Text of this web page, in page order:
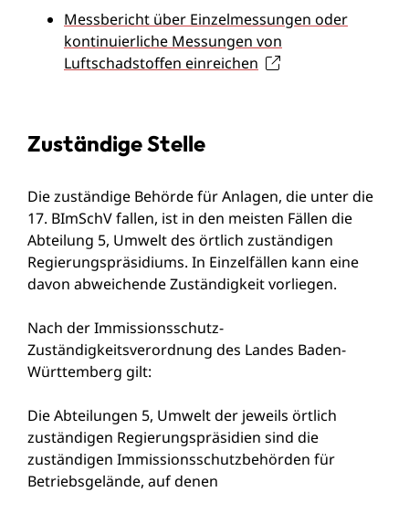
Messbericht über Einzelmessungen oder
kontinuierliche Messungen von
Luftschadstoffen einreichen
Zuständige Stelle
Die zuständige Behörde für Anlagen, die unter die
17. BImSchV fallen, ist in den meisten Fällen die
Abteilung 5, Umwelt des örtlich zuständigen
Regierungspräsidiums. In Einzelfällen kann eine
davon abweichende Zuständigkeit vorliegen.
Nach der Immissionsschutz-
Zuständigkeitsverordnung des Landes Baden-
Württemberg gilt:
Die Abteilungen 5, Umwelt der jeweils örtlich
zuständigen Regierungspräsidien sind die
zuständigen Immissionsschutzbehörden für
Betriebsgelände, auf denen